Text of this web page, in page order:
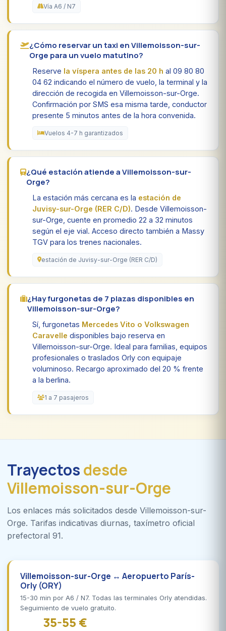
Vía A6 / N7
¿Cómo reservar un taxi en Villemoisson-sur-
Orge para un vuelo matutino?
Reserve la víspera antes de las 20 h al 09 80 80
04 62 indicando el número de vuelo, la terminal y la
dirección de recogida en Villemoisson-sur-Orge.
Confirmación por SMS esa misma tarde, conductor
presente 5 minutos antes de la hora convenida.
Vuelos 4-7 h garantizados
¿Qué estación atiende a Villemoisson-sur-
Orge?
La estación más cercana es la estación de
Juvisy-sur-Orge (RER C/D). Desde Villemoisson-
sur-Orge, cuente en promedio 22 a 32 minutos
según el eje vial. Acceso directo también a Massy
TGV para los trenes nacionales.
estación de Juvisy-sur-Orge (RER C/D)
¿Hay furgonetas de 7 plazas disponibles en
Villemoisson-sur-Orge?
Sí, furgonetas Mercedes Vito o Volkswagen
Caravelle disponibles bajo reserva en
Villemoisson-sur-Orge. Ideal para familias, equipos
profesionales o traslados Orly con equipaje
voluminoso. Recargo aproximado del 20 % frente
a la berlina.
1 a 7 pasajeros
Trayectosdesde
Villemoisson-sur-Orge
Los enlaces más solicitados desde Villemoisson-sur-
Orge. Tarifas indicativas diurnas, taxímetro oficial
prefectoral 91.
Villemoisson-sur-Orge ↔ Aeropuerto París-
Orly (ORY)
15-30 min por A6 / N7. Todas las terminales Orly atendidas.
Seguimiento de vuelo gratuito.
35-55 €